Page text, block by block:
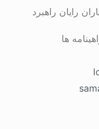
رایان راهبرد
ها